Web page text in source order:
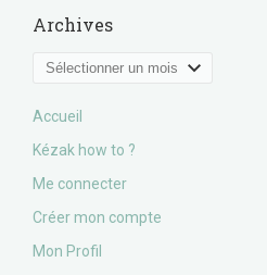
Archives
Archives
Accueil
Kézak how to ?
Me connecter
Créer mon compte
Mon Profil